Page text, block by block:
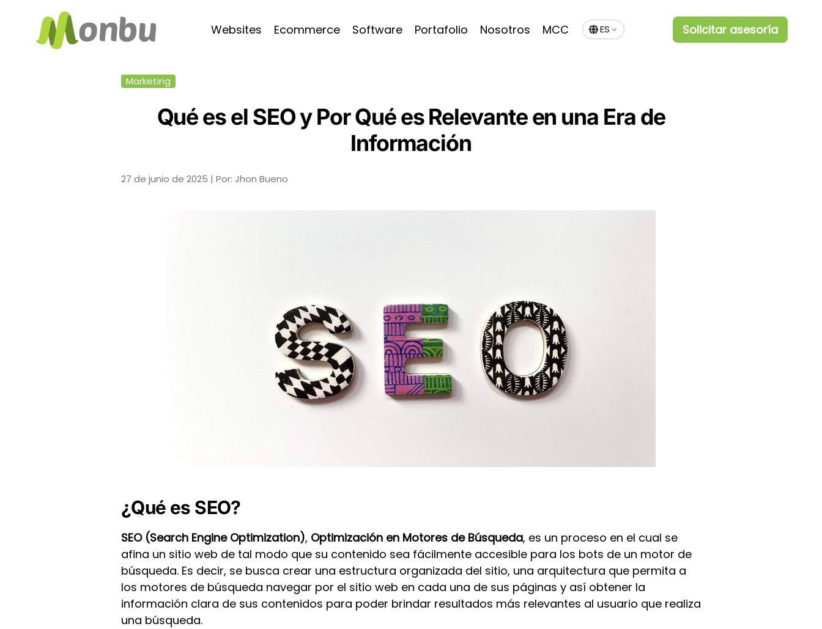
Websites Ecommerce Software Portafolio Nosotros MCC ES Solicitar asesoría
Marketing
Qué es el SEO y Por Qué es Relevante en una Era de
Información
27 de junio de 2025 | Por: Jhon Bueno
¿Qué es SEO?
SEO (Search Engine Optimization), Optimización en Motores de Búsqueda, es un proceso en el cual se
afina un sitio web de tal modo que su contenido sea fácilmente accesible para los bots de un motor de
búsqueda. Es decir, se busca crear una estructura organizada del sitio, una arquitectura que permita a
los motores de búsqueda navegar por el sitio web en cada una de sus páginas y así obtener la
información clara de sus contenidos para poder brindar resultados más relevantes al usuario que realiza
una búsqueda.